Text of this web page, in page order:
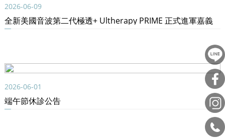
2026-06-09
全新美國音波第二代極透+ Ultherapy PRIME 正式進軍嘉義
2026-06-01
端午節休診公告